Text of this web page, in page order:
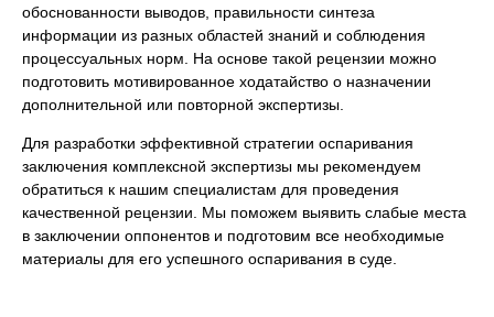
обоснованности выводов, правильности синтеза
информации из разных областей знаний и соблюдения
процессуальных норм. На основе такой рецензии можно
подготовить мотивированное ходатайство о назначении
дополнительной или повторной экспертизы.
Для разработки эффективной стратегии оспаривания
заключения комплексной экспертизы мы рекомендуем
обратиться к нашим специалистам для проведения
качественной рецензии. Мы поможем выявить слабые места
в заключении оппонентов и подготовим все необходимые
материалы для его успешного оспаривания в суде.